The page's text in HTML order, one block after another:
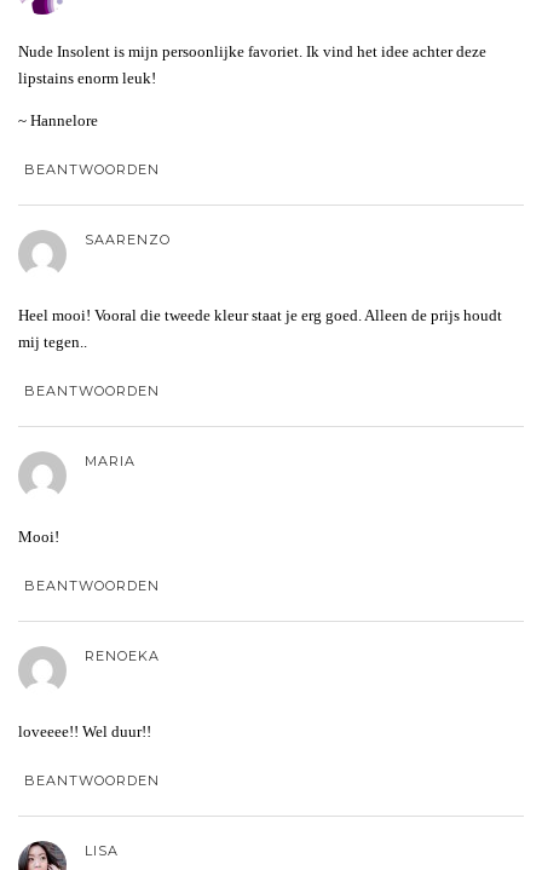
Nude Insolent is mijn persoonlijke favoriet. Ik vind het idee achter deze
lipstains enorm leuk!
~ Hannelore
BEANTWOORDEN
SAARENZO
Heel mooi! Vooral die tweede kleur staat je erg goed. Alleen de prijs houdt
mij tegen..
BEANTWOORDEN
MARIA
Mooi!
BEANTWOORDEN
RENOEKA
loveeee!! Wel duur!!
BEANTWOORDEN
LISA